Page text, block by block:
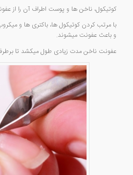
کوتیکول، ناخن ها و پوست اطراف آن را از
با مرتب کردن کوتیکول ها، باکتری ها و
و باعث عفونت میشوند.
عفونت ناخن مدت زیادی طول میکشد تا